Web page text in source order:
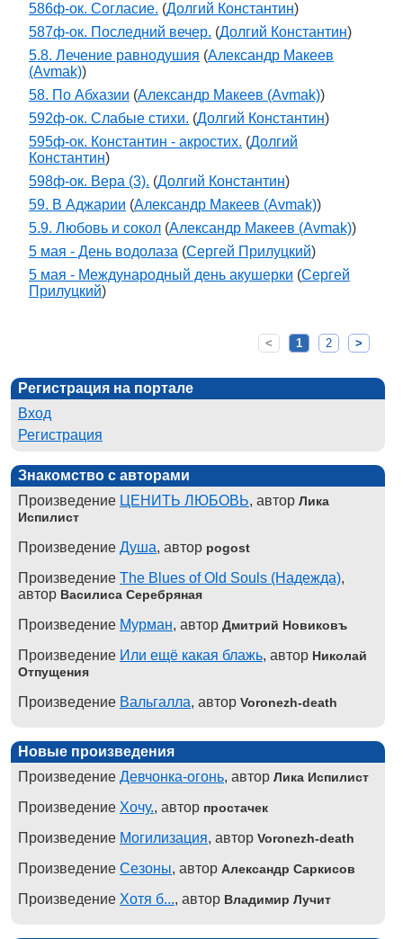
586ф-ок. Согласие. (Долгий Константин)
587ф-ок. Последний вечер. (Долгий Константин)
5.8. Лечение равнодушия (Александр Макеев
(Avmak))
58. По Абхазии (Александр Макеев (Avmak))
592ф-ок. Слабые стихи. (Долгий Константин)
595ф-ок. Константин - акростих. (Долгий
Константин)
598ф-ок. Вера (3). (Долгий Константин)
59. В Аджарии (Александр Макеев (Avmak))
5.9. Любовь и сокол (Александр Макеев (Avmak))
5 мая - День водолаза (Сергей Прилуцкий)
5 мая - Международный день акушерки (Сергей
Прилуцкий)
< 1 2 >
Регистрация на портале
Вход
Регистрация
Знакомство с авторами
Произведение ЦЕНИТЬ ЛЮБОВЬ, автор Лика
Испилист
Произведение Душа, автор pogost
Произведение The Blues of Old Souls (Надежда),
автор Василиса Серебряная
Произведение Мурман, автор Дмитрий Новиковъ
Произведение Или ещё какая блажь, автор Николай
Отпущения
Произведение Вальгалла, автор Voronezh-death
Новые произведения
Произведение Девчонка-огонь, автор Лика Испилист
Произведение Хочу., автор простачек
Произведение Могилизация, автор Voronezh-death
Произведение Сезоны, автор Александр Саркисов
Произведение Хотя б..., автор Владимир Лучит